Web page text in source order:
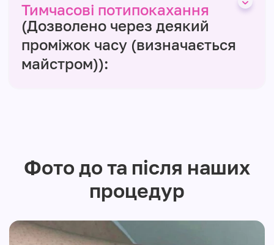
Тимчасові потипокахання
(Дозволено через деякий
проміжок часу (визначається
майстром)):
Фото до та після наших
процедур